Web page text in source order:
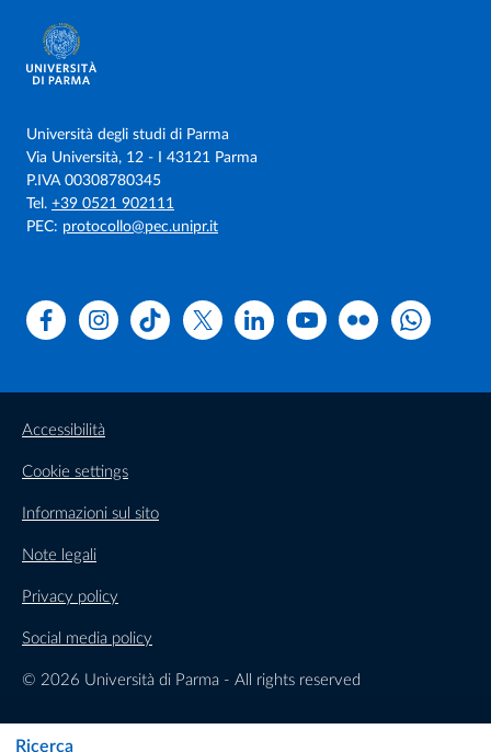
Ricerca
Università degli studi di Parma
Via Università, 12 - I 43121 Parma
P.IVA 00308780345
Tel. +39 0521 902111
PEC: protocollo@pec.unipr.it
FacebookInstagramTikTok X LinkedinYoutubeFlickr
Accessibilità
Cookie settings
Informazioni sul sito
Note legali
Privacy policy
Social media policy
© 2026 Università di Parma - All rights reserved